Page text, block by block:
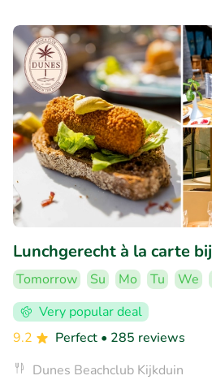
Lunchgerecht à la carte
Tomorrow Su Mo Tu We
Very popular deal
9.2
Perfect • 285 reviews
Dunes Beachclub Kijkduin